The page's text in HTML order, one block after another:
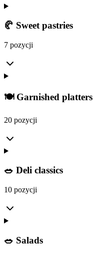
🥐 Sweet pastries
7 pozycji
🍽️ Garnished platters
20 pozycji
🥗 Deli classics
10 pozycji
🥗 Salads